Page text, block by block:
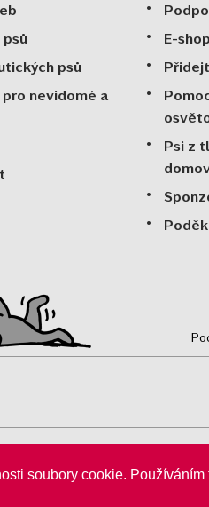
soubory cookie.
psů
nevidomé a
E-shop
Psi z